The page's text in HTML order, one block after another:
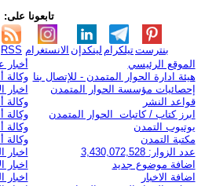
تابعونا على:
RSS الانستغرام لينكدإن تيلكرامبنترست
الموقع الرئيسي
هيئة ادارة الحوار المتمدن - للإتصال بنا
إحصائيات مؤسسة الحوار المتمدن
قواعد النشر
ابرز كتاب / كاتبات الحوار المتمدن
يوتيوب التمدن
مكتبة التمدن
عدد الزوار: 3,430,072,528
اضافة موضوع جديد
اضافة الاخبار
أخبار
وكالة
اخبار
وكالة
وكالة
وكالة
وكالة
اخبار
اخبار
اخبار